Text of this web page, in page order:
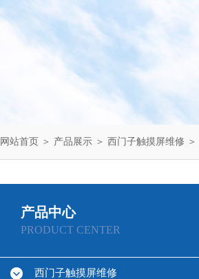
网站首页 ＞ 产品展示 ＞ 西门子触摸屏维修 ＞
产品中心
PRODUCT CENTER
西门子触摸屏维修